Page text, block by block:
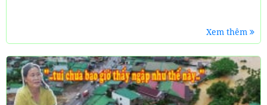
Xem thêm